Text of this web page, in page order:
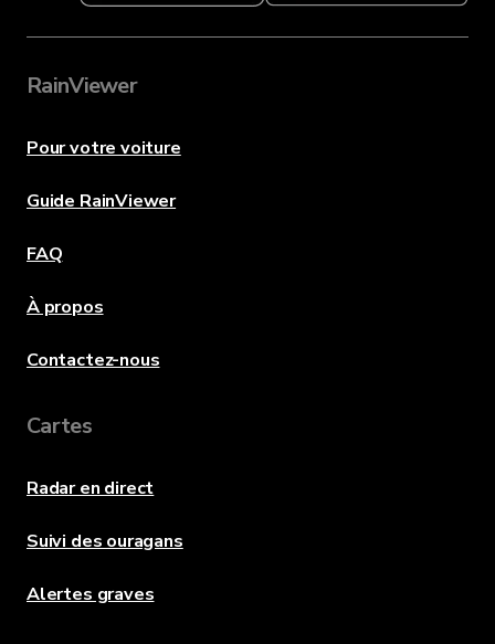
RainViewer
Pour votre voiture
Guide RainViewer
FAQ
À propos
Contactez-nous
Cartes
Radar en direct
Suivi des ouragans
Alertes graves